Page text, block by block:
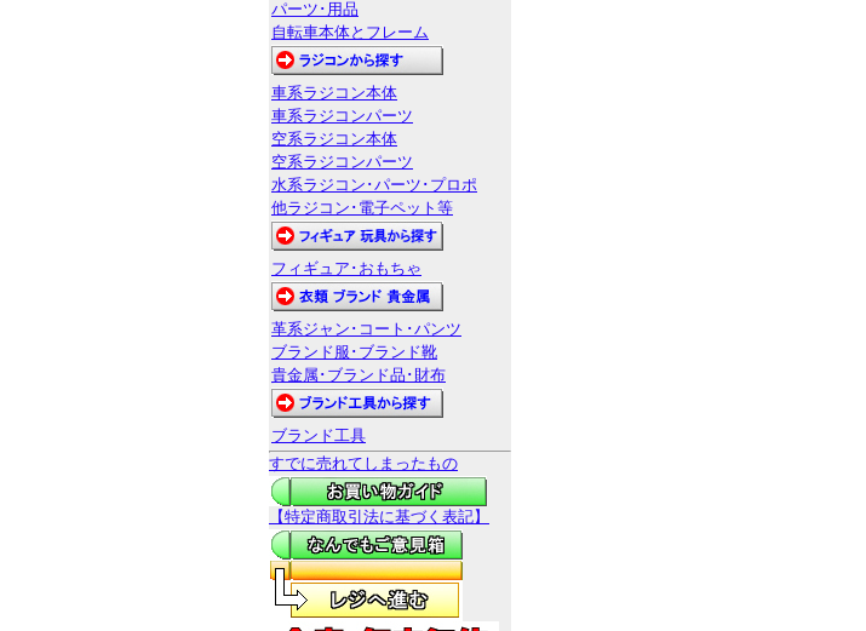
パーツ･用品
自転車本体とフレーム
車系ラジコン本体
車系ラジコンパーツ
空系ラジコン本体
空系ラジコンパーツ
水系ラジコン･パーツ･プロポ
他ラジコン･電子ペット等
フィギュア･おもちゃ
革系ジャン･コート･パンツ
ブランド服･ブランド靴
貴金属･ブランド品･財布
ブランド工具
すでに売れてしまったもの
【特定商取引法に基づく表記】